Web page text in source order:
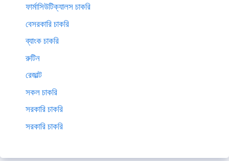
ফার্মাসিউটিক্যালস চাকরি
বেসরকারি চাকরি
ব্যাংক চাকরি
রুটিন
রেজাল্ট
সকল চাকরি
সরকারি চাকরি
সরকারি চাকরি